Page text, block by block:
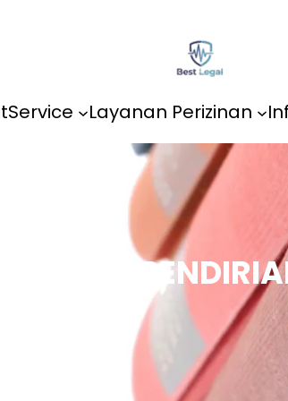
Service Layanan Perizinan
JASA